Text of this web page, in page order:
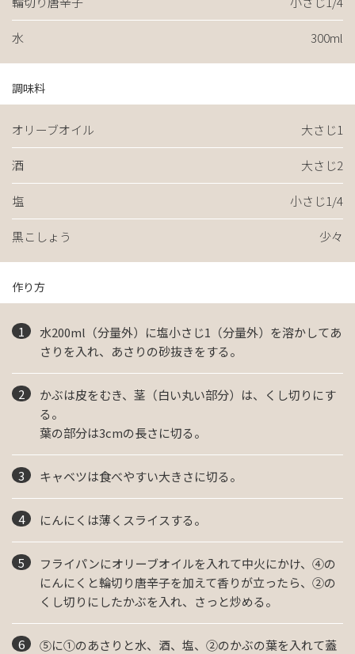
水 300ml
調味料
オリーブオイル 大さじ1
酒 大さじ2
塩 小さじ1/4
黒こしょう 少々
作り方
水200ml（分量外）に塩小さじ1（分量外）を溶かしてあ
さりを入れ、あさりの砂抜きをする。
かぶは皮をむき、茎（白い丸い部分）は、くし切りにす
る。
葉の部分は3cmの長さに切る。
キャベツは食べやすい大きさに切る。
にんにくは薄くスライスする。
フライパンにオリーブオイルを入れて中火にかけ、④の
にんにくと輪切り唐辛子を加えて香りが立ったら、②の
くし切りにしたかぶを入れ、さっと炒める。
⑤に①のあさりと水、酒、塩、②のかぶの葉を入れて蓋